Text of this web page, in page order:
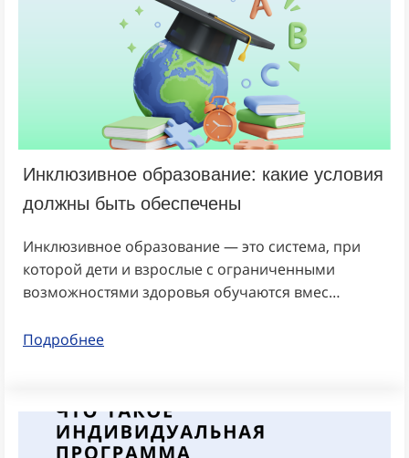
Инклюзивное образование: какие условия
должны быть обеспечены
Инклюзивное образование — это система, при
которой дети и взрослые с ограниченными
возможностями здоровья обучаются вмес…
Подробнее